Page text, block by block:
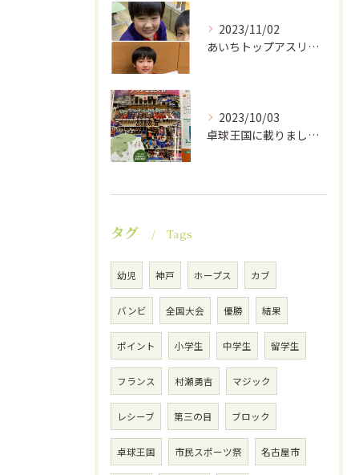
2023/11/02
あいちトップアスリート
2023/10/03
卓球王国に載りました！
タグ Tags
幼児 神戸 ホープス カブ
バンビ 全国大会 優勝 結果
ポイント 小学生 中学生 留学生
フランス 村瀬勇吉 マジック
レシーブ 第三の目 ブロック
卓球王国 市民スポーツ祭 名古屋市